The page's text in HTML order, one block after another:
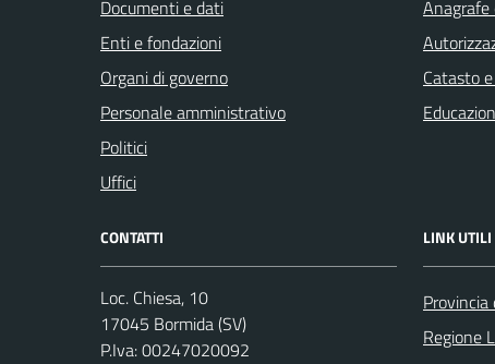
Documenti e dati
Enti e fondazioni
Organi di governo
Personale amministrativo
Politici
Uffici
Catasto
CONTATTI
Loc. Chiesa, 10
17045 Bormida (SV)
P.Iva: 00247020092
LINK UTILI
Provincia
Regione